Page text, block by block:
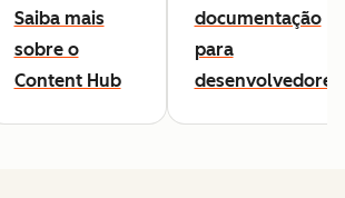
Saiba mais
sobre o
Content Hub
documentação
para
desenvolvedores